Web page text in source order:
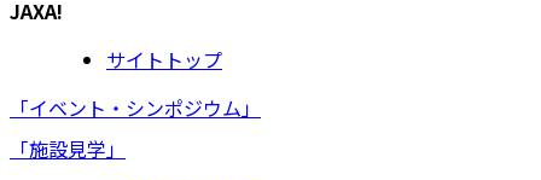
JAXA!
サイトトップ
「イベント・シンポジウム」
「施設見学」